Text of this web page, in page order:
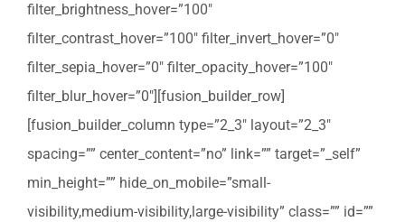
filter_brightness_hover=”100″
filter_contrast_hover=”100″ filter_invert_hover=”0″
filter_sepia_hover=”0″ filter_opacity_hover=”100″
filter_blur_hover=”0″][fusion_builder_row]
[fusion_builder_column type=”2_3″ layout=”2_3″
spacing=”” center_content=”no” link=”” target=”_self”
min_height=”” hide_on_mobile=”small-
visibility,medium-visibility,large-visibility” class=”” id=””